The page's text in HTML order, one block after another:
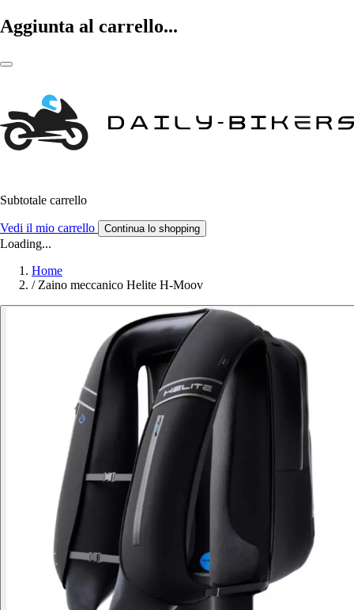
Aggiunta al carrello...
Subtotale carrello
Vedi il mio carrello Continua lo shopping
Loading...
Home
/ Zaino meccanico Helite H-Moov